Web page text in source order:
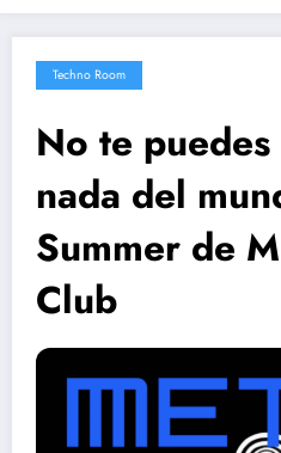
Techno Room
No te
nada del
Summer de
Club